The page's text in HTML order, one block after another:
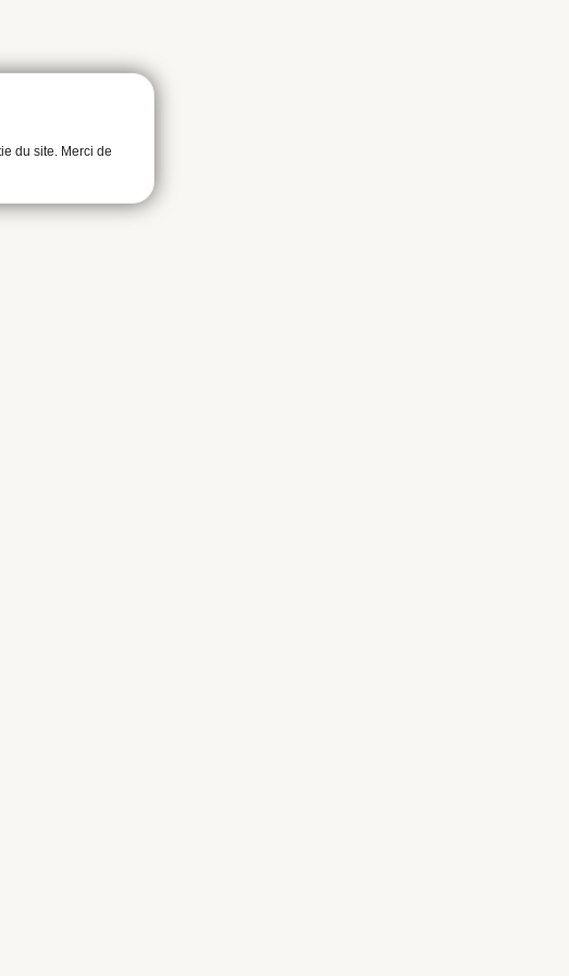
du site. Merci de